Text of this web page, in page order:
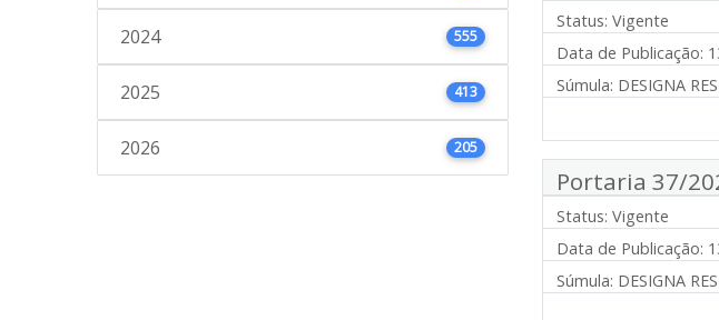
2024 555
2025 413
2026 205
Status: Vigente
Data de Publicação:
Súmula: DESIGNA
Portaria 37/
Status: Vigente
Data de Publicação:
Súmula: DESIGNA